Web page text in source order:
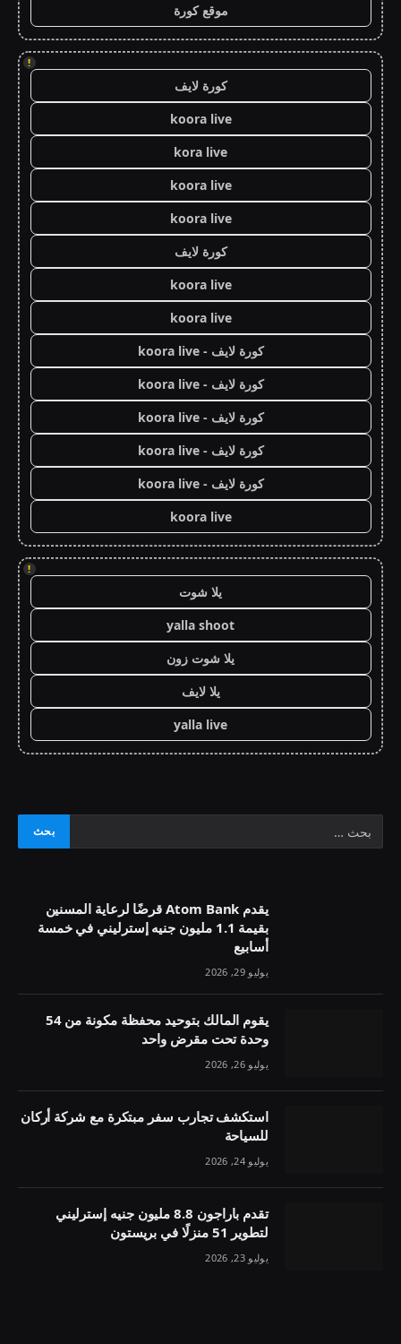
موقع كورة
!
كورة لايف
koora live
kora live
koora live
koora live
كورة لايف
koora live
koora live
كورة لايف - koora live
كورة لايف - koora live
كورة لايف - koora live
كورة لايف - koora live
كورة لايف - koora live
koora live
!
يلا شوت
yalla shoot
يلا شوت زون
يلا لايف
yalla live
يقدم Atom Bank قرضًا لرعاية المسنين
بقيمة 1.1 مليون جنيه إسترليني في خمسة
أسابيع
يوليو 29, 2026
يقوم المالك بتوحيد محفظة مكونة من 54
وحدة تحت مقرض واحد
يوليو 26, 2026
استكشف تجارب سفر مبتكرة مع شركة أركان
للسياحة
يوليو 24, 2026
تقدم باراجون 8.8 مليون جنيه إسترليني
لتطوير 51 منزلًا في بريستون
يوليو 23, 2026